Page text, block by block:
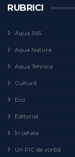
RUBRICI
Aqua 365
Aqua Natura
Aqua Tehnica
Cultură
Eco
Editorial
În cetate
Un PIC de vorbă